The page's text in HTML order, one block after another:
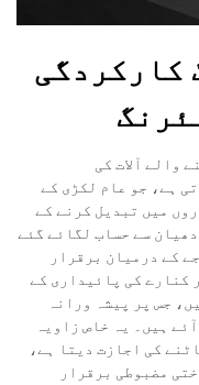
کارکردگی
والے آلات کی
ہے، جو عام لکڑی کے
میں تبدیل کرنے کے
سے حساب لگائے گئے
جو عام طور پر 25 سے 30 درجے کے درمیان برقرار
کنارے کی پائیداری کے
جس پر پیشہ ورانہ
ہیں۔ یہ خاص زاویہ
کی اجازت دیتا ہے،
مضبوطی برقرار